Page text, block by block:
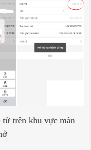
từ trên khu vực màn